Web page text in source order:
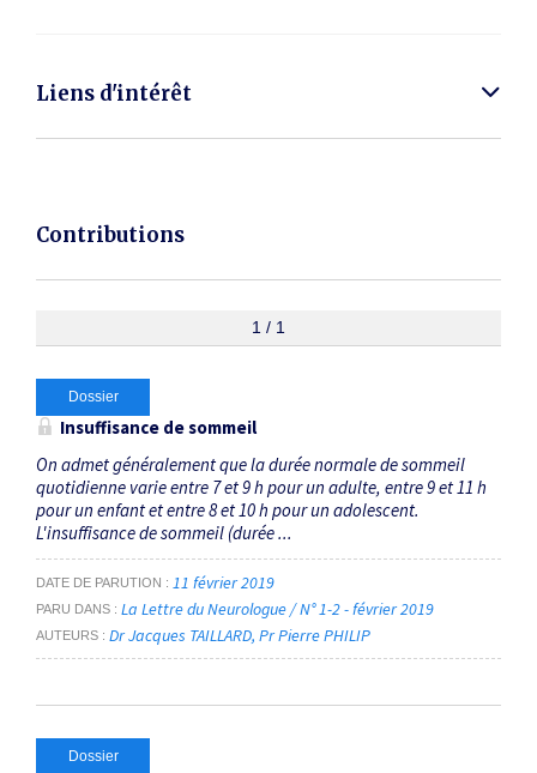
Liens d'intérêt
Contributions
1 / 1
Dossier
Insuffisance de sommeil
On admet généralement que la durée normale de sommeil
quotidienne varie entre 7 et 9 h pour un adulte, entre 9 et 11 h
pour un enfant et entre 8 et 10 h pour un adolescent.
L'insuffisance de sommeil (durée ...
DATE DE PARUTION 11 février 2019
PARU DANS La Lettre du Neurologue / N° 1-2 - février 2019
AUTEURS Dr Jacques TAILLARD Pr Pierre PHILIP
Dossier